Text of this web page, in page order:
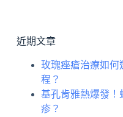
近期文章
玫瑰痤瘡治療如何
程？
基孔肯雅熱爆發！
疹？